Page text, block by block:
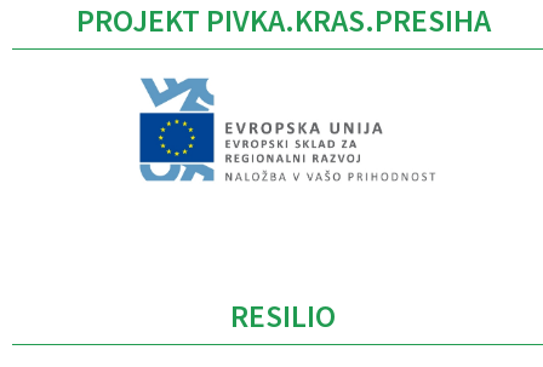
PROJEKT PIVKA.KRAS.PRESIHA
RESILIO